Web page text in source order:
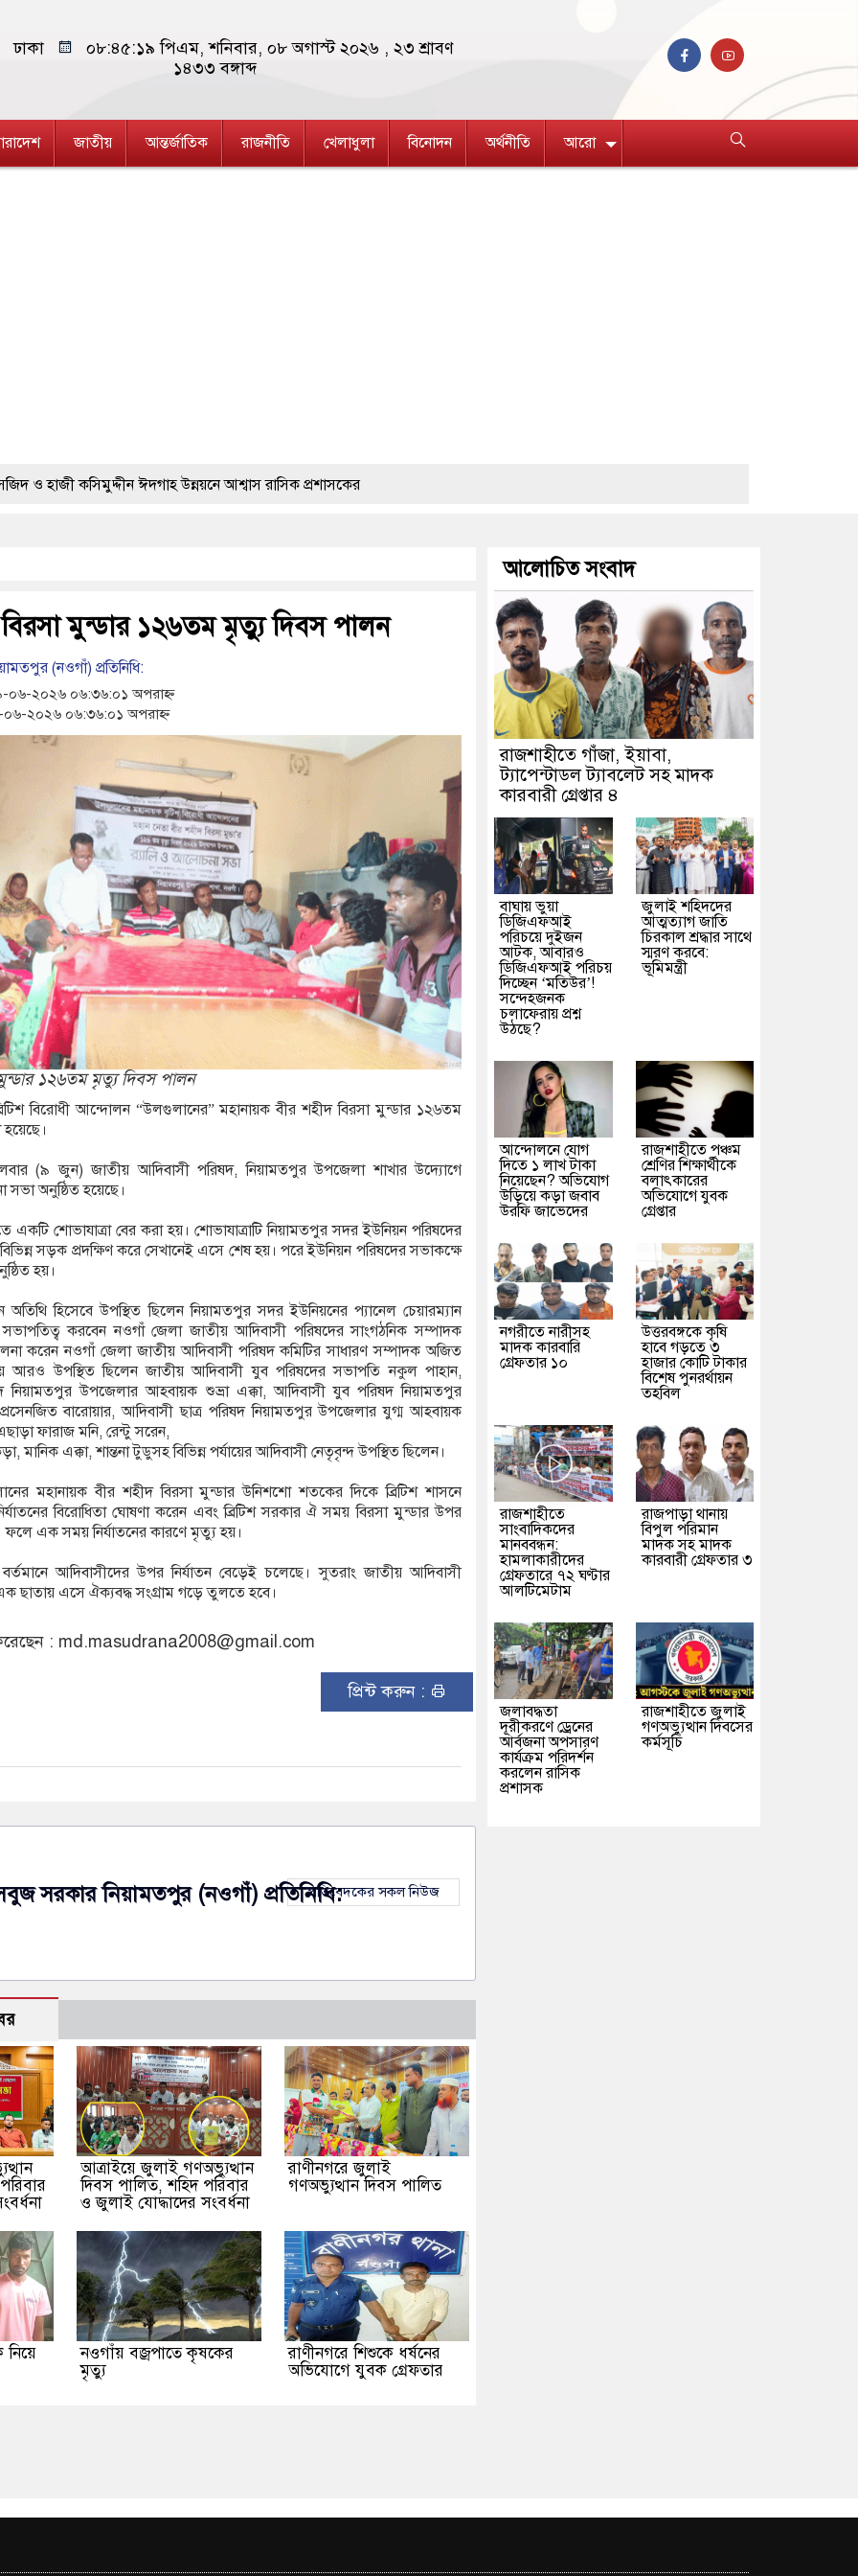
ঢাকা ০৮:৪৫:১৯ পিএম, শনিবার, ০৮ অগাস্ট ২০২৬ , ২৩ শ্রাবণ
১৪৩৩ বঙ্গাব্দ
জাতীয় আন্তর্জাতিক রাজনীতি খেলাধুলা বিনোদন অর্থনীতি আরো
ঈদগাহ উন্নয়নে আশ্বাস রাসিক প্রশাসকের
পিতার মৃত্যুতে গভীর শোক ও সমবেদনা
বোতল ভারতীয় মাদক জব্দ করলো ১ বিজিবি
সহ মাদক কারবারী গ্রেপ্তার ৪
হামের উপসর্গ নিয়ে আরও ৩ শিশুর মৃত্যু
উদ্বোধন
প্রশ্ন উঠছে?
নারী মাদক কারবারি গ্রেপ্তার
মুন্ডার ১২৬তম মৃত্যু দিবস পালন
(নওগাঁ) প্রতিনিধি:
২০২৬ ০৬:৩৬:০১ অপরাহ্ন
২০২৬ ০৬:৩৬:০১ অপরাহ্ন
১২৬তম মৃত্যু দিবস পালন
বিরোধী আন্দোলন “উলগুলানের” মহানায়ক বীর শহীদ বিরসা মুন্ডার ১২৬তম
(৯ জুন) জাতীয় আদিবাসী পরিষদ, নিয়ামতপুর উপজেলা শাখার উদ্যোগে
অনুষ্ঠিত হয়েছে।
শোভাযাত্রা বের করা হয়। শোভাযাত্রাটি নিয়ামতপুর সদর ইউনিয়ন পরিষদের
সড়ক প্রদক্ষিণ করে সেখানেই এসে শেষ হয়। পরে ইউনিয়ন পরিষদের সভাকক্ষে
হয়।
হিসেবে উপস্থিত ছিলেন নিয়ামতপুর সদর ইউনিয়নের প্যানেল চেয়ারম্যান
করবেন নওগাঁ জেলা জাতীয় আদিবাসী পরিষদের সাংগঠনিক সম্পাদক
করেন নওগাঁ জেলা জাতীয় আদিবাসী পরিষদ কমিটির সাধারণ সম্পাদক অজিত
উপস্থিত ছিলেন জাতীয় আদিবাসী যুব পরিষদের সভাপতি নকুল পাহান,
নিয়ামতপুর উপজেলার আহবায়ক শুভ্রা এক্কা, আদিবাসী যুব পরিষদ নিয়ামতপুর
বারোয়ার, আদিবাসী ছাত্র পরিষদ নিয়ামতপুর উপজেলার যুগ্ম আহবায়ক
ফারাজ মনি, রেন্টু সরেন,
মানিক এক্কা, শান্তনা টুডুসহ বিভিন্ন পর্যায়ের আদিবাসী নেতৃবৃন্দ উপস্থিত ছিলেন।
মহানায়ক বীর শহীদ বিরসা মুন্ডার উনিশশো শতকের দিকে ব্রিটিশ শাসনে
বিরোধিতা ঘোষণা করেন এবং ব্রিটিশ সরকার ঐ সময় বিরসা মুন্ডার উপর
ফলে এক সময় নির্যাতনের কারণে মৃত্যু হয়।
আদিবাসীদের উপর নির্যাতন বেড়েই চলেছে। সুতরাং জাতীয় আদিবাসী
ছাতায় এসে ঐক্যবদ্ধ সংগ্রাম গড়ে তুলতে হবে।
: md.masudrana2008@gmail.com
প্রিন্ট করুন :
সরকার নিয়ামতপুর (নওগাঁ) প্রতিনিধি:প্রতিবেদকের সকল নিউজ
আত্রাইয়ে জুলাই গণঅভ্যুত্থান
দিবস পালিত, শহিদ পরিবার
ও জুলাই যোদ্ধাদের সংবর্ধনা
রাণীনগরে জুলাই
গণঅভ্যুত্থান দিবস পালিত
নিয়ে
নওগাঁয় বজ্রপাতে কৃষকের
মৃত্যু
রাণীনগরে শিশুকে ধর্ষনের
অভিযোগে যুবক গ্রেফতার
আলোচিত সংবাদ
রাজশাহীতে গাঁজা, ইয়াবা,
ট্যাপেন্টাডল ট্যাবলেট সহ মাদক
কারবারী গ্রেপ্তার ৪
বাঘায় ভুয়া
ডিজিএফআই
পরিচয়ে দুইজন
আটক, আবারও
ডিজিএফআই পরিচয়
দিচ্ছেন ‘মতিউর’!
সন্দেহজনক
চলাফেরায় প্রশ্ন
উঠছে?
জুলাই শহিদদের
আত্মত্যাগ জাতি
চিরকাল শ্রদ্ধার সাথে
স্মরণ করবে:
ভূমিমন্ত্রী
আন্দোলনে যোগ
দিতে ১ লাখ টাকা
নিয়েছেন? অভিযোগ
উড়িয়ে কড়া জবাব
উরফি জাভেদের
রাজশাহীতে পঞ্চম
শ্রেণির শিক্ষার্থীকে
বলাৎকারের
অভিযোগে যুবক
গ্রেপ্তার
নগরীতে নারীসহ
মাদক কারবারি
গ্রেফতার ১০
উত্তরবঙ্গকে কৃষি
হাবে গড়তে ৩
হাজার কোটি টাকার
বিশেষ পুনরর্থায়ন
তহবিল
রাজশাহীতে
সাংবাদিকদের
মানববন্ধন:
হামলাকারীদের
গ্রেফতারে ৭২ ঘণ্টার
আলটিমেটাম
রাজপাড়া থানায়
বিপুল পরিমান
মাদক সহ মাদক
কারবারী গ্রেফতার ৩
জলাবদ্ধতা
দূরীকরণে ড্রেনের
আর্বজনা অপসারণ
কার্যক্রম পরিদর্শন
করলেন রাসিক
প্রশাসক
রাজশাহীতে জুলাই
গণঅভ্যুত্থান দিবসের
কর্মসূচি